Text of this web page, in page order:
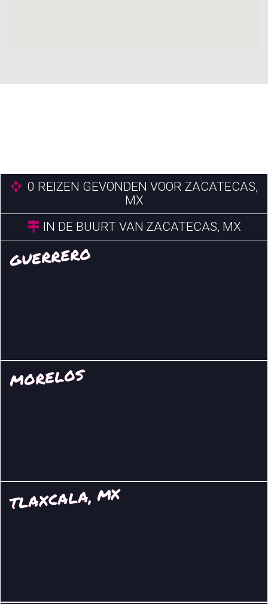
0 REIZEN GEVONDEN VOOR ZACATECAS,
MX
IN DE BUURT VAN ZACATECAS, MX
GUERRERO
MORELOS
TLAXCALA, MX